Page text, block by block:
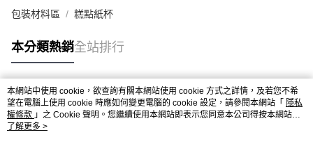
權轉讓予恩沛科技股份有限公司。
https://aftee.tw/terms/#terms3
任。
４．使用「AFTEE先享後付」時，將依據個別帳號之用戶狀況，依本公司即
時審查核予不同之上限額度；若仍有額度不足之情形，本公司將視審查結果
請求用戶進行身份認證。
５．嚴禁一人註冊多個帳號或使用他人資訊註冊。若發現惡意使用之情形，
每筆NT$90，滿NT$990(含以上)免運費
宅配-新竹物流
每筆NT$150，滿NT$2,000(含以上)免運費
離島客戶-中華郵政
每筆NT$120，滿NT$2,000(含以上)免運費
包裝材料區 糕點紙杯
本分類熱銷全站排行
熱門標籤
本網站中使用 cookie，欲查詢有關本網站使用 cookie 方式之詳情，及若您不希
望在電腦上使用 cookie 時應如何變更電腦的 cookie 設定，請參閱本網站「 隱私
權條款 」之 Cookie 聲明。您繼續使用本網站即表示您同意本公司得按本網站使
用條款之 Cookie 聲明使用 cookie。
了解更多 >